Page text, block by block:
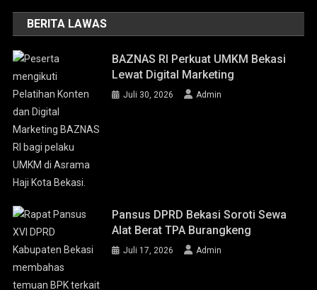
BERITA LAWAS
BAZNAS RI Perkuat UMKM Bekasi
Lewat Digital Marketing
Juli 30, 2026 Admin
Pansus DPRD Bekasi Soroti Sewa
Alat Berat TPA Burangkeng
Juli 17, 2026 Admin